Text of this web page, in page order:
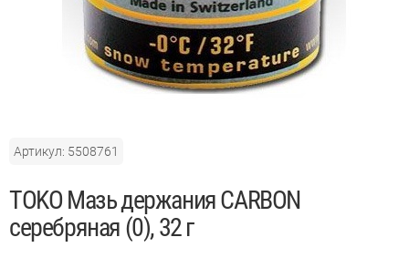
Артикул: 5508761
TOKO Мазь держания CARBON
серебряная (0), 32 г